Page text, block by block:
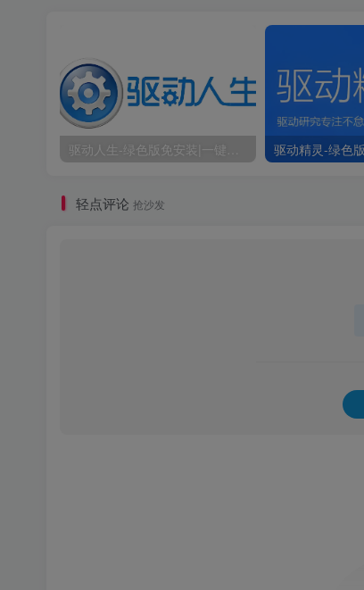
驱动人生-绿色版免安装|一键运行exe
轻点评论 抢沙发